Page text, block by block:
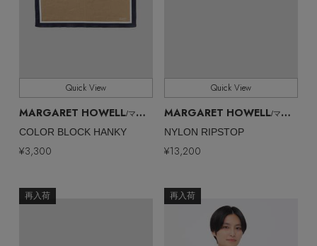
Quick View
MARGARET HOWELL/マーガレット・ハウエル
COLOR BLOCK HANKY
¥3,300
Quick View
MARGARET HOWELL/マーガレット・ハウエル
NYLON RIPSTOP
¥13,200
再入荷 再入荷